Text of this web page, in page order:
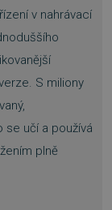
v nahrávací
S miliony
se učí a používá
plně